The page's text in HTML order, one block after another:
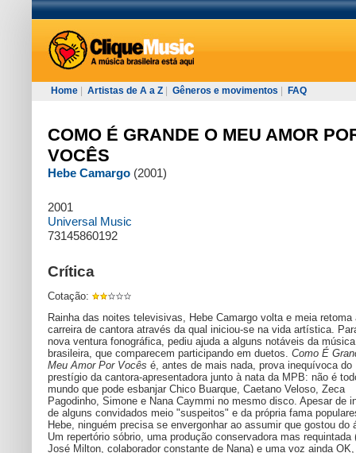
Home Artistas de A a Z Gêneros e movimentos FAQ
COMO É GRANDE O MEU AMOR
VOCÊS
Hebe Camargo (2001)
2001
Universal Music
73145860192
Crítica
Cotação:
Rainha das noites televisivas, Hebe Camargo volta e meia retoma
carreira de cantora através da qual iniciou-se na vida artística.
nova ventura fonográfica, pediu ajuda a alguns notáveis da música
brasileira, que comparecem participando em duetos. Como É
Meu Amor Por Vocês é, antes de mais nada, prova inequívoca do
prestígio da cantora-apresentadora junto à nata da MPB: não é
mundo que pode esbanjar Chico Buarque, Caetano Veloso, Zeca
Pagodinho, Simone e Nana Caymmi no mesmo disco. Apesar de
de alguns convidados meio "suspeitos" e da própria fama
Hebe, ninguém precisa se envergonhar ao assumir que gostou do
Um repertório sóbrio, uma produção conservadora mas requintada
José Milton, colaborador constante de Nana) e uma voz ainda